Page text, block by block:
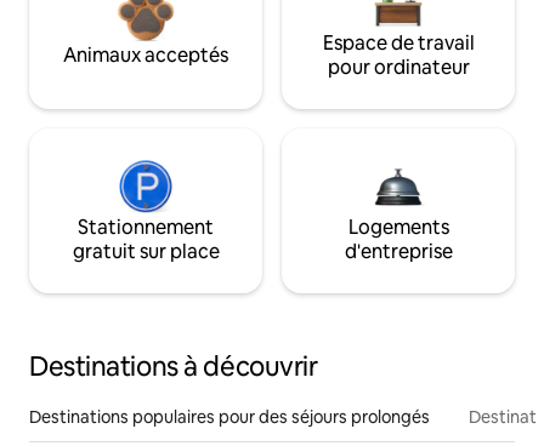
Animaux acceptés
Espace de travail
pour ordinateur
Stationnement
gratuit sur place
Logements
d'entreprise
Destinations à découvrir
Destinations populaires pour des séjours prolongés